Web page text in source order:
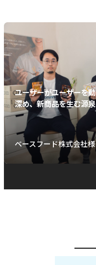
ユーザーがユーザーを
深め、新商品を生む源
ベースフード株式会社様